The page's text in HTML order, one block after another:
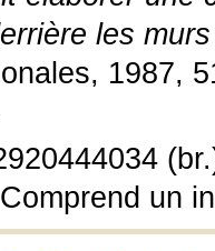
les
1987,
un